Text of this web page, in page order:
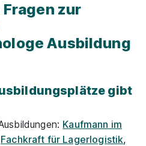
zur
Ausbildung
gibt
Kaufmann im
Fachkraft für Lagerlogistik,